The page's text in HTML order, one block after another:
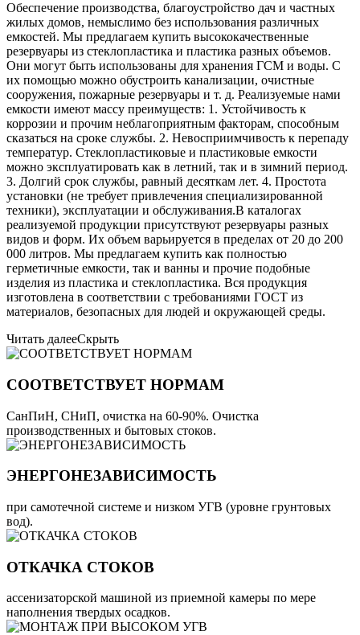
Обеспечение производства, благоустройство дач и частных
жилых домов, немыслимо без использования различных
емкостей. Мы предлагаем купить высококачественные
резервуары из стеклопластика и пластика разных объемов.
Они могут быть использованы для хранения ГСМ и воды. С
их помощью можно обустроить канализации, очистные
сооружения, пожарные резервуары и т. д. Реализуемые нами
емкости имеют массу преимуществ: 1. Устойчивость к
коррозии и прочим неблагоприятным факторам, способным
сказаться на сроке службы. 2. Невосприимчивость к перепаду
температур. Стеклопластиковые и пластиковые емкости
можно эксплуатировать как в летний, так и в зимний период.
3. Долгий срок службы, равный десяткам лет. 4. Простота
установки (не требует привлечения специализированной
техники), эксплуатации и обслуживания.В каталогах
реализуемой продукции присутствуют резервуары разных
видов и форм. Их объем варьируется в пределах от 20 до 200
000 литров. Мы предлагаем купить как полностью
герметичные емкости, так и ванны и прочие подобные
изделия из пластика и стеклопластика. Вся продукция
изготовлена в соответствии с требованиями ГОСТ из
материалов, безопасных для людей и окружающей среды.
Читать далееСкрыть
СООТВЕТСТВУЕТ НОРМАМ
СанПиН, СНиП, очистка на 60-90%. Очистка
производственных и бытовых стоков.
ЭНЕРГОНЕЗАВИСИМОСТЬ
при самотечной системе и низком УГВ (уровне грунтовых
вод).
ОТКАЧКА СТОКОВ
ассенизаторской машиной из приемной камеры по мере
наполнения твердых осадков.